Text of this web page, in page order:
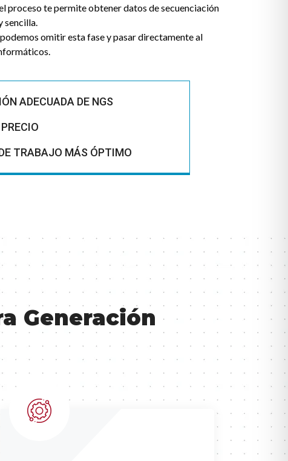
proceso te permite obtener datos de secuenciación
sencilla.
omitir esta fase y pasar directamente al
ADECUADA DE NGS
TRABAJO MÁS ÓPTIMO
Generación